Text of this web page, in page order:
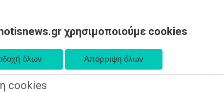
χρησιμοποιούμε cookies
cookies